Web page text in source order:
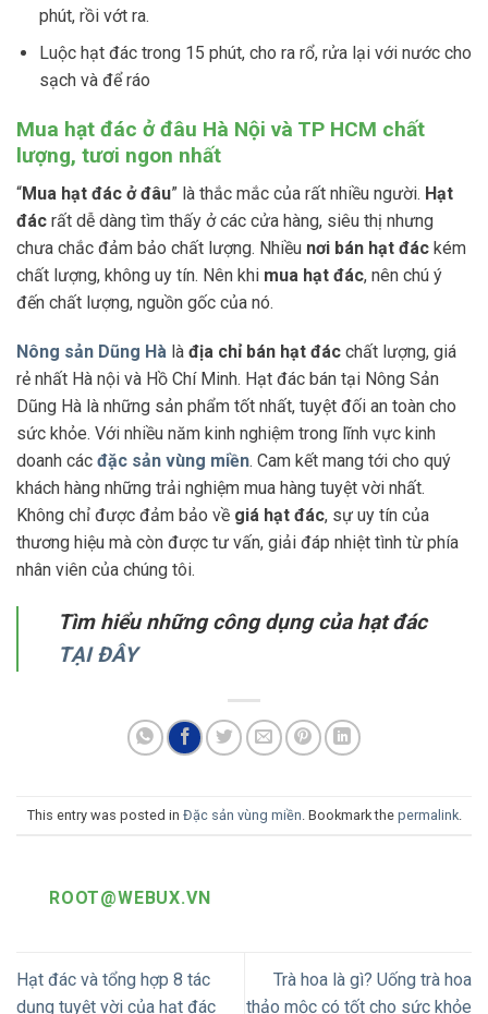
phút, rồi vớt ra.
Luộc hạt đác trong 15 phút, cho ra rổ, rửa lại với nước cho
sạch và để ráo
Mua hạt đác ở đâu Hà Nội và TP HCM chất
lượng, tươi ngon nhất
“Mua hạt đác ở đâu” là thắc mắc của rất nhiều người. Hạt
đác rất dễ dàng tìm thấy ở các cửa hàng, siêu thị nhưng
chưa chắc đảm bảo chất lượng. Nhiều nơi bán hạt đác kém
chất lượng, không uy tín. Nên khi mua hạt đác, nên chú ý
đến chất lượng, nguồn gốc của nó.
Nông sản Dũng Hà là địa chỉ bán hạt đác chất lượng, giá
rẻ nhất Hà nội và Hồ Chí Minh. Hạt đác bán tại Nông Sản
Dũng Hà là những sản phẩm tốt nhất, tuyệt đối an toàn cho
sức khỏe. Với nhiều năm kinh nghiệm trong lĩnh vực kinh
doanh các đặc sản vùng miền. Cam kết mang tới cho quý
khách hàng những trải nghiệm mua hàng tuyệt vời nhất.
Không chỉ được đảm bảo về giá hạt đác, sự uy tín của
thương hiệu mà còn được tư vấn, giải đáp nhiệt tình từ phía
nhân viên của chúng tôi.
Tìm hiểu những công dụng của hạt đác
TẠI ĐÂY
This entry was posted in Đặc sản vùng miền . Bookmark the permalink.
ROOT@WEBUX.VN
Hạt đác và tổng hợp 8 tác
dụng tuyệt vời của hạt đác
Trà hoa là gì? Uống trà hoa
thảo mộc có tốt cho sức khỏe